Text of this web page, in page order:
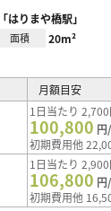
はりまや橋駅」
面積 20m²
月額目安
1日当たり
100,800 円
初期費用他
1日当たり
106,800 円
初期費用他